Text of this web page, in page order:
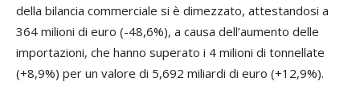
della bilancia commerciale si è dimezzato, attestandosi a
364 milioni di euro (-48,6%), a causa dell’aumento delle
importazioni, che hanno superato i 4 milioni di tonnellate
(+8,9%) per un valore di 5,692 miliardi di euro (+12,9%).